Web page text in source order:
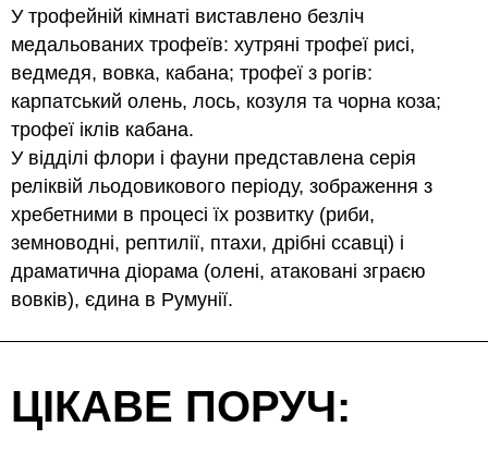
У трофейній кімнаті виставлено безліч
медальованих трофеїв: хутряні трофеї рисі,
ведмедя, вовка, кабана; трофеї з рогів:
карпатський олень, лось, козуля та чорна коза;
трофеї іклів кабана.
У відділі флори і фауни представлена серія
реліквій льодовикового періоду, зображення з
хребетними в процесі їх розвитку (риби,
земноводні, рептилії, птахи, дрібні ссавці) і
драматична діорама (олені, атаковані зграєю
вовків), єдина в Румунії.
ЦІКАВЕ ПОРУЧ: